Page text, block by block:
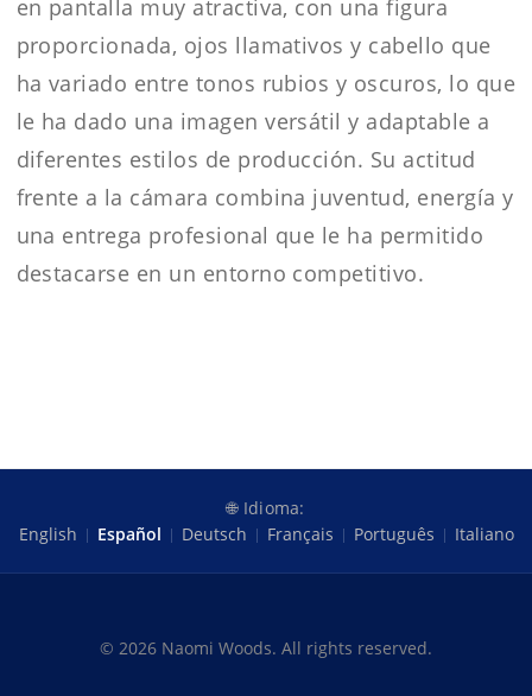
en pantalla muy atractiva, con una figura
proporcionada, ojos llamativos y cabello que
ha variado entre tonos rubios y oscuros, lo que
le ha dado una imagen versátil y adaptable a
diferentes estilos de producción. Su actitud
frente a la cámara combina juventud, energía y
una entrega profesional que le ha permitido
destacarse en un entorno competitivo.
🌐 Idioma:
English
Español Deutsch Français Português Italiano
© 2026 Naomi Woods. All rights reserved.